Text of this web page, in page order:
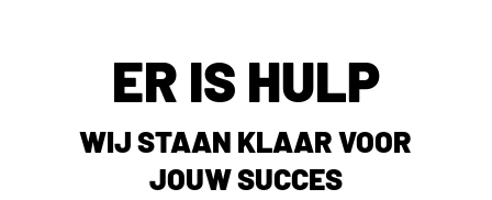
ER IS HULP
WIJ STAAN KLAAR VOOR
JOUW SUCCES